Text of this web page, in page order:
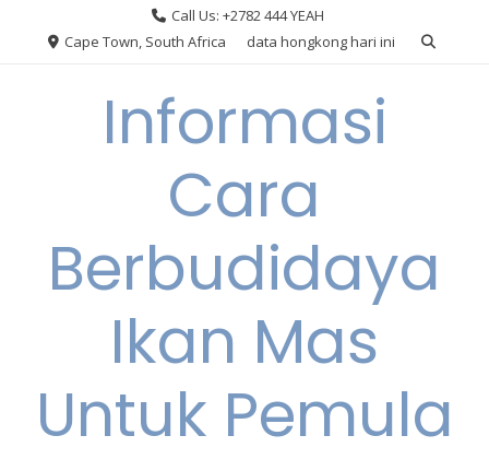
Call Us: +2782 444 YEAH
Cape Town, South Africa
data hongkong hari ini
Informasi
Cara
Berbudidaya
Ikan Mas
Untuk Pemula